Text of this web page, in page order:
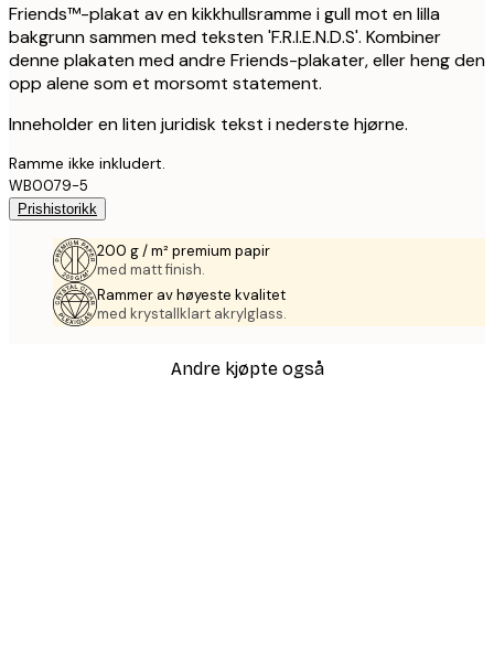
Friends™-plakat av en kikkhullsramme i gull mot en lilla
bakgrunn sammen med teksten 'F.R.I.E.N.D.S'. Kombiner
denne plakaten med andre Friends-plakater, eller heng den
opp alene som et morsomt statement.
Inneholder en liten juridisk tekst i nederste hjørne.
Ramme ikke inkludert.
WB0079-5
Prishistorikk
200 g / m² premium papir
med matt finish.
Rammer av høyeste kvalitet
med krystallklart akrylglass.
Andre kjøpte også